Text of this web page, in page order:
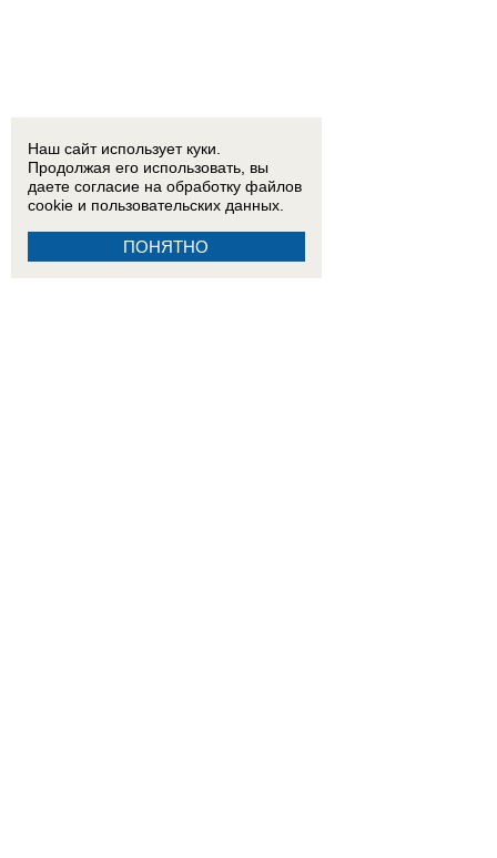
Наш сайт использует куки.
Продолжая его использовать, вы
даете согласие на обработку файлов
cookie и пользовательских данных.
ПОНЯТНО